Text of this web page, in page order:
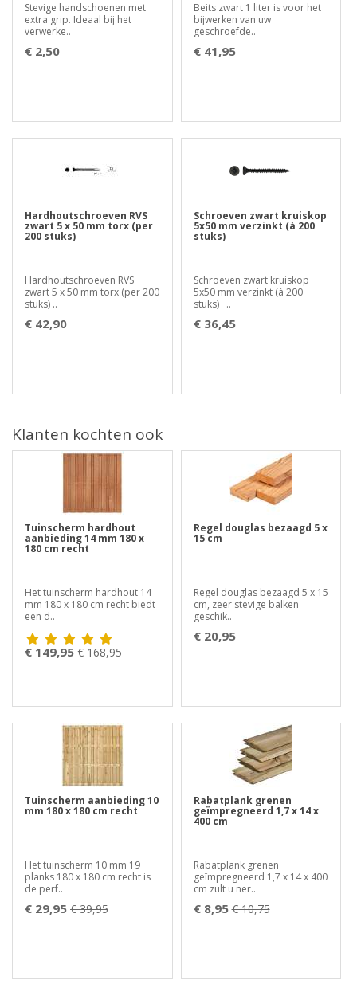
Stevige handschoenen met
extra grip. Ideaal bij het
verwerke..
€ 2,50
Beits zwart 1 liter is voor het
bijwerken van uw
geschroefde..
€ 41,95
Hardhoutschroeven RVS
zwart 5 x 50 mm torx (per
200 stuks)
Hardhoutschroeven RVS
zwart 5 x 50 mm torx (per 200
stuks) ..
€ 42,90
Schroeven zwart kruiskop
5x50 mm verzinkt (à 200
stuks)
Schroeven zwart kruiskop
5x50 mm verzinkt (à 200
stuks) ..
€ 36,45
Klanten kochten ook
Tuinscherm hardhout
aanbieding 14 mm 180 x
180 cm recht
Het tuinscherm hardhout 14
mm 180 x 180 cm recht biedt
een d..
€ 149,95 € 168,95
Regel douglas bezaagd 5 x
15 cm
Regel douglas bezaagd 5 x 15
cm, zeer stevige balken
geschik..
€ 20,95
Tuinscherm aanbieding 10
mm 180 x 180 cm recht
Het tuinscherm 10 mm 19
planks 180 x 180 cm recht is
de perf..
€ 29,95 € 39,95
Rabatplank grenen
geïmpregneerd 1,7 x 14 x
400 cm
Rabatplank grenen
geïmpregneerd 1,7 x 14 x 400
cm zult u ner..
€ 8,95 € 10,75